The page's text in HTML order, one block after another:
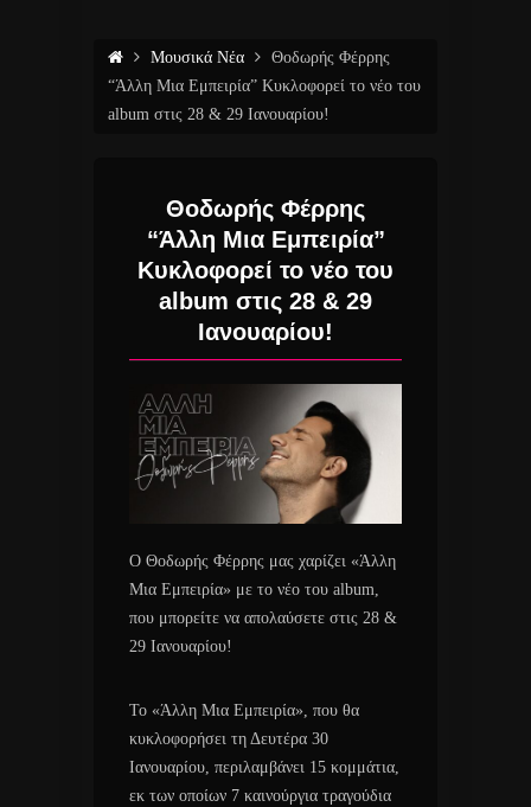
Μουσικά Νέα
Θοδωρής Φέρρης
“Άλλη Μια Εμπειρία” Κυκλοφορεί το νέο του
album στις 28 & 29 Ιανουαρίου!
Θοδωρής Φέρρης
“Άλλη Μια Εμπειρία”
Κυκλοφορεί το νέο του
album στις 28 & 29
Ιανουαρίου!
Ο Θοδωρής Φέρρης μας χαρίζει «Άλλη
Μια Εμπειρία» με το νέο του album,
που μπορείτε να απολαύσετε στις 28 &
29 Ιανουαρίου!
Το «Άλλη Μια Εμπειρία», που θα
κυκλοφορήσει τη Δευτέρα 30
Ιανουαρίου, περιλαμβάνει 15 κομμάτια,
εκ των οποίων 7 καινούργια τραγούδια